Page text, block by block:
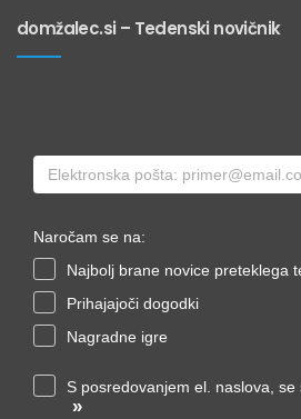
domžalec.si – Tedenski novičnik
Naročam se na:
Najbolj brane novice preteklega
Prihajajoči dogodki
Nagradne igre
S posredovanjem el. naslova,
»